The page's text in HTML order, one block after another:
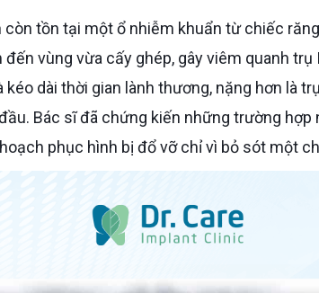
vùng vừa cấy ghép, gây viêm quanh
kéo dài thời gian lành thương, nặng hơn là
Bác sĩ đã chứng kiến những trường
phục hình bị đổ vỡ chỉ vì bỏ sót một